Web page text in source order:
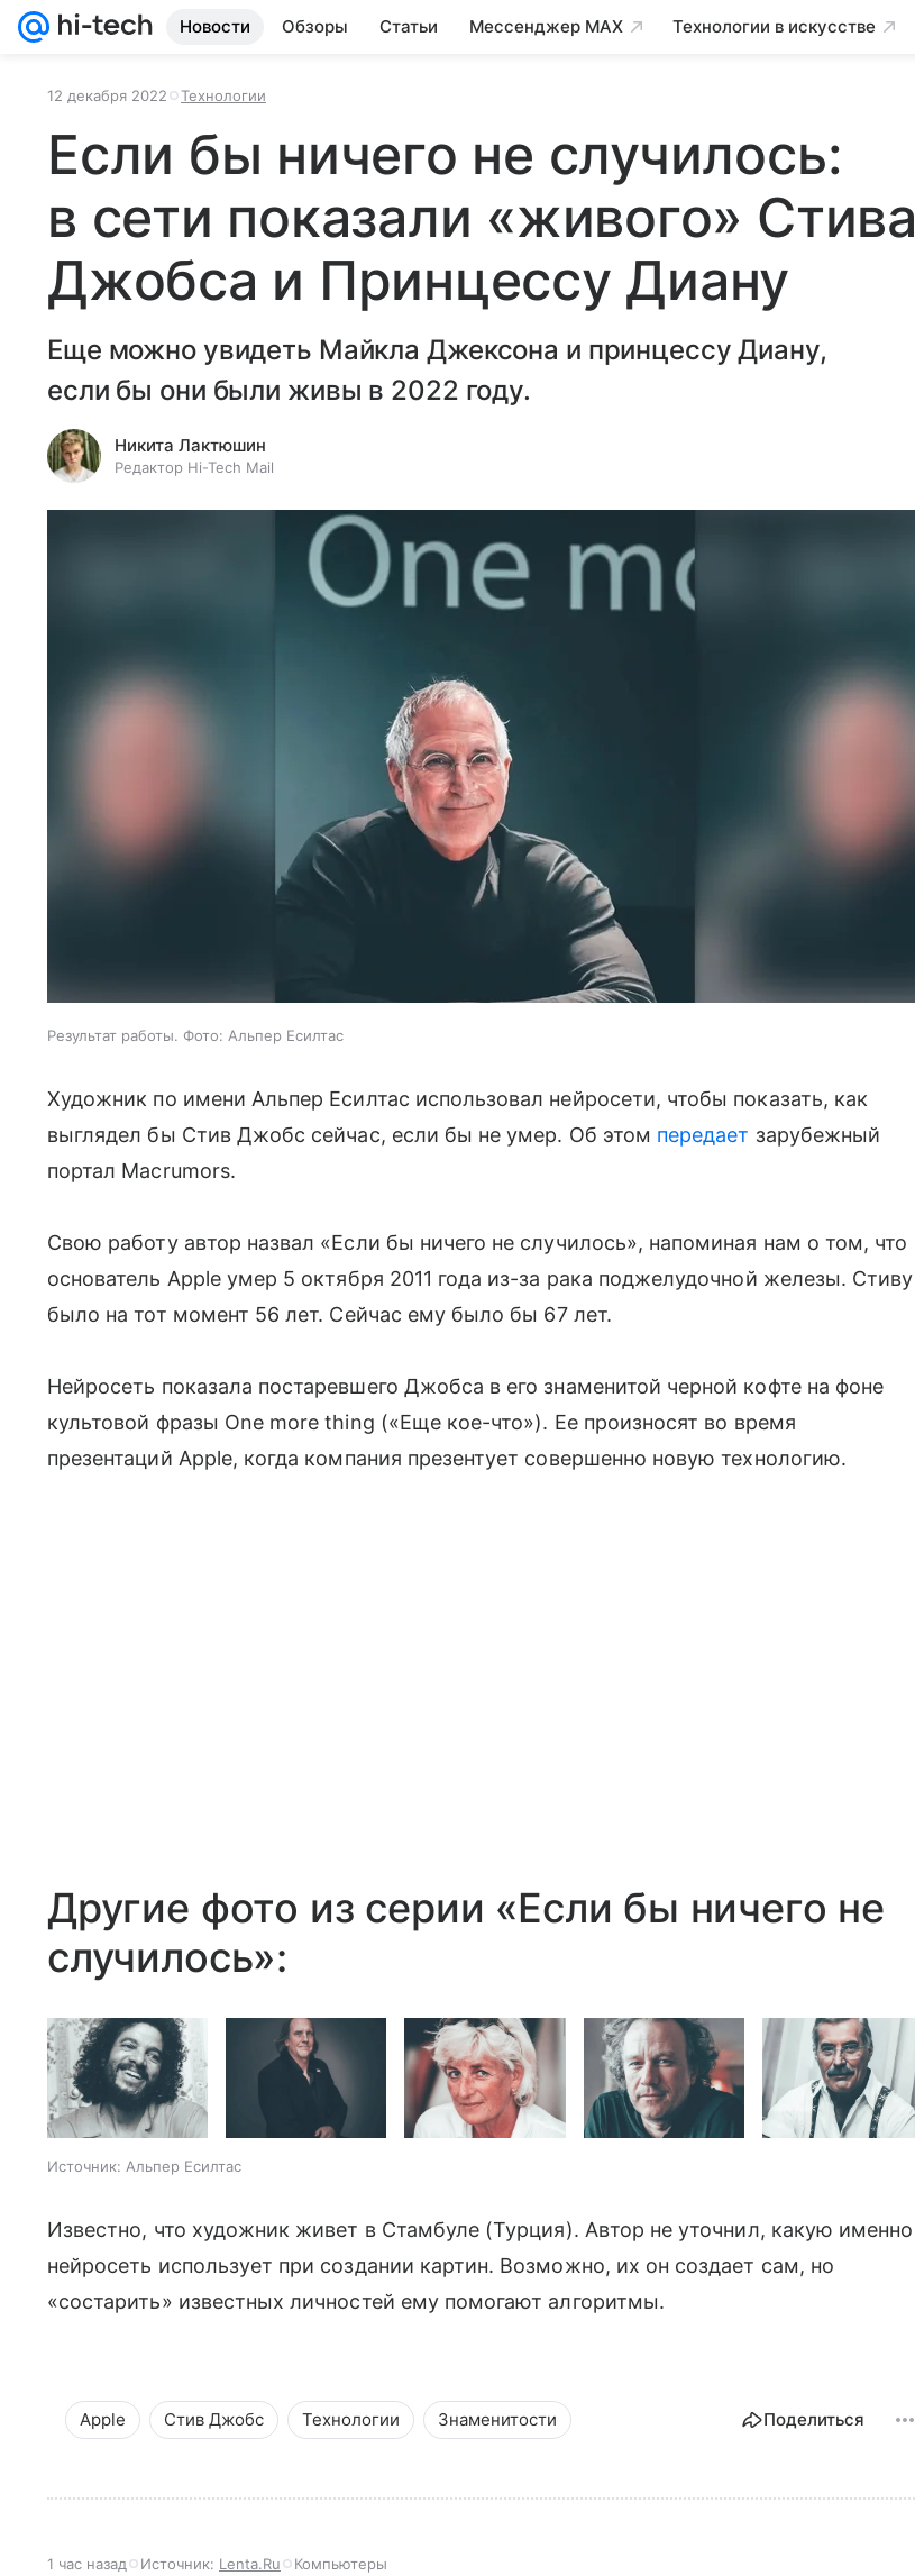
Новости Обзоры Статьи Мессенджер MAX Технологии в искусстве
12 декабря 2022 Технологии
Если бы ничего не случилось:
в сети показали «живого» Стива
Джобса и Принцессу Диану
Еще можно увидеть Майкла Джексона и принцессу Диану,
если бы они были живы в 2022 году.
Никита Лактюшин
Редактор Hi-Tech Mail
Результат работы. Фото: Альпер Есилтас
Художник по имени Альпер Есилтас использовал нейросети, чтобы показать, как
выглядел бы Стив Джобс сейчас, если бы не умер. Об этом передает зарубежный
портал Macrumors.
Свою работу автор назвал «Если бы ничего не случилось», напоминая нам о том, что
основатель Apple умер 5 октября 2011 года из-за рака поджелудочной железы. Стиву
было на тот момент 56 лет. Сейчас ему было бы 67 лет.
Нейросеть показала постаревшего Джобса в его знаменитой черной кофте на фоне
культовой фразы One more thing («Еще кое-что»). Ее произносят во время
презентаций Apple, когда компания презентует совершенно новую технологию.
Другие фото из серии «Если бы ничего не
случилось»:
Источник: Альпер Есилтас
Известно, что художник живет в Стамбуле (Турция). Автор не уточнил, какую именно
нейросеть использует при создании картин. Возможно, их он создает сам, но
«состарить» известных личностей ему помогают алгоритмы.
Apple Стив Джобс Технологии Знаменитости Поделиться
1 час назад Источник: Lenta.Ru Компьютеры